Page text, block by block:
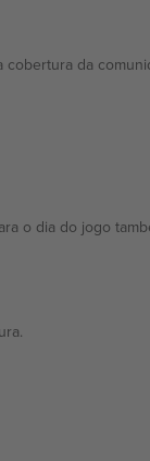
da
o dia do jogo